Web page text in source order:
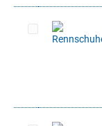
Artikel